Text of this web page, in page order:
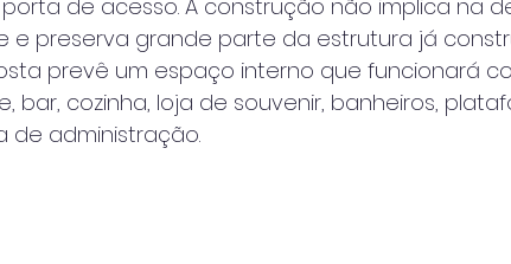
de acesso. A construção não implica na
e preserva grande parte da estrutura já
prevê um espaço interno que funcionará
bar, cozinha, loja de souvenir, banheiros,
de administração.